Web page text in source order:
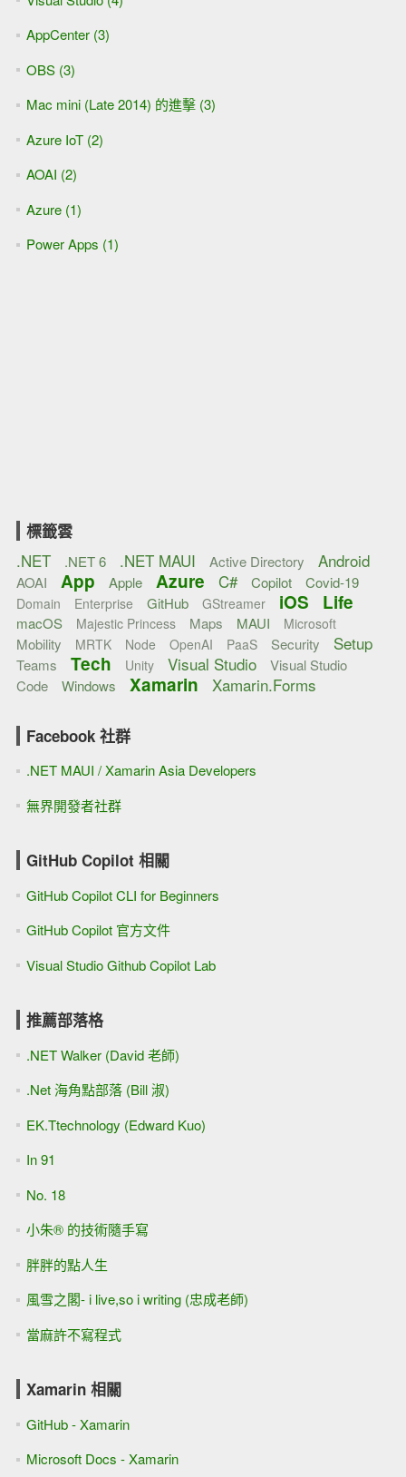
AppCenter (3)
OBS (3)
Mac mini (Late 2014) 的進擊 (3)
Azure IoT (2)
AOAI (2)
Azure (1)
Power Apps (1)
標籤雲
.NET .NET 6 .NET MAUI Active Directory Android
AOAI App Apple Azure C# Copilot Covid-19
Domain Enterprise GitHub GStreamer iOS Life
macOS Majestic Princess Maps MAUI Microsoft
Mobility MRTK Node OpenAI PaaS Security Setup
Teams Tech Unity Visual Studio
Visual Studio
Code
Windows Xamarin Xamarin.Forms
Facebook 社群
.NET MAUI / Xamarin Asia Developers
無界開發者社群
GitHub Copilot 相關
GitHub Copilot CLI for Beginners
GitHub Copilot 官方文件
Visual Studio Github Copilot Lab
推薦部落格
.NET Walker (David 老師)
.Net 海角點部落 (Bill 淑)
EK.Ttechnology (Edward Kuo)
In 91
No. 18
小朱® 的技術隨手寫
胖胖的點人生
風雪之閣- i live,so i writing (忠成老師)
當麻許不寫程式
Xamarin 相關
GitHub - Xamarin
Microsoft Docs - Xamarin